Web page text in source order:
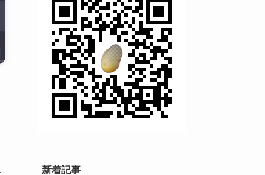
新着記事